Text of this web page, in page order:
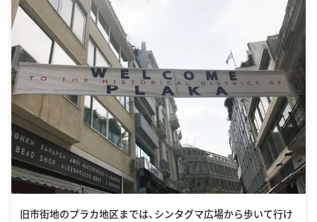
旧市街地のプラカ地区までは、シンタグマ広場から歩いて行け